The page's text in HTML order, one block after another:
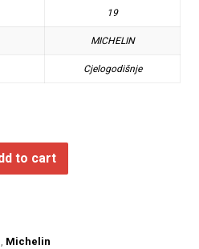
19
MICHELIN
Cjelogodišnje
to cart
, Michelin